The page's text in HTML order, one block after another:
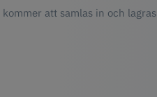
att samlas in och lagras